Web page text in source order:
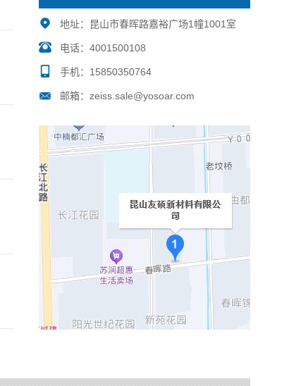
地址：昆山市春晖路嘉裕广场1幢1001室
电话：4001500108
手机：15850350764
邮箱：zeiss.sale@yosoar.com